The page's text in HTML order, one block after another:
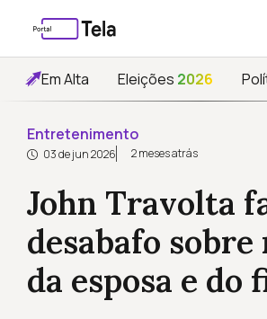
Em Alta Eleições 2026
Entretenimento
03 de jun 2026 2 meses atrás
John Travolta
desabafo
da esposa e do